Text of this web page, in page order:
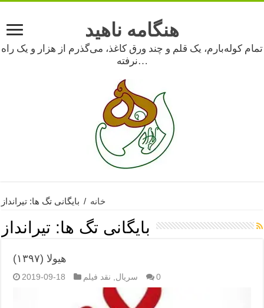
هنگامه ناهید
تمام کوله‌بارم، یک قلم و چند ورق کاغذ، می‌گذرم از هزار و یک راه
نرفته…
خانه / بایگانی تگ ها: تیرانداز
بایگانی تگ ها: تیرانداز
هیولا (۱۳۹۷)
2019-09-18 سریال نقد فیلم 0